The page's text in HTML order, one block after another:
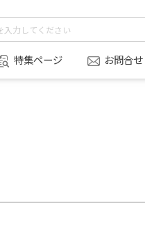
特集ページ お問合せ